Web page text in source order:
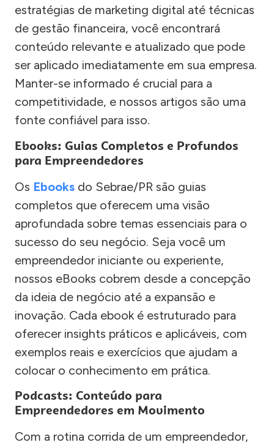
estratégias de marketing digital até técnicas
de gestão financeira, você encontrará
conteúdo relevante e atualizado que pode
ser aplicado imediatamente em sua empresa.
Manter-se informado é crucial para a
competitividade, e nossos artigos são uma
fonte confiável para isso.
Ebooks: Guias Completos e Profundos
para Empreendedores
Os Ebooks do Sebrae/PR são guias
completos que oferecem uma visão
aprofundada sobre temas essenciais para o
sucesso do seu negócio. Seja você um
empreendedor iniciante ou experiente,
nossos eBooks cobrem desde a concepção
da ideia de negócio até a expansão e
inovação. Cada ebook é estruturado para
oferecer insights práticos e aplicáveis, com
exemplos reais e exercícios que ajudam a
colocar o conhecimento em prática.
Podcasts: Conteúdo para
Empreendedores em Movimento
Com a rotina corrida de um empreendedor,